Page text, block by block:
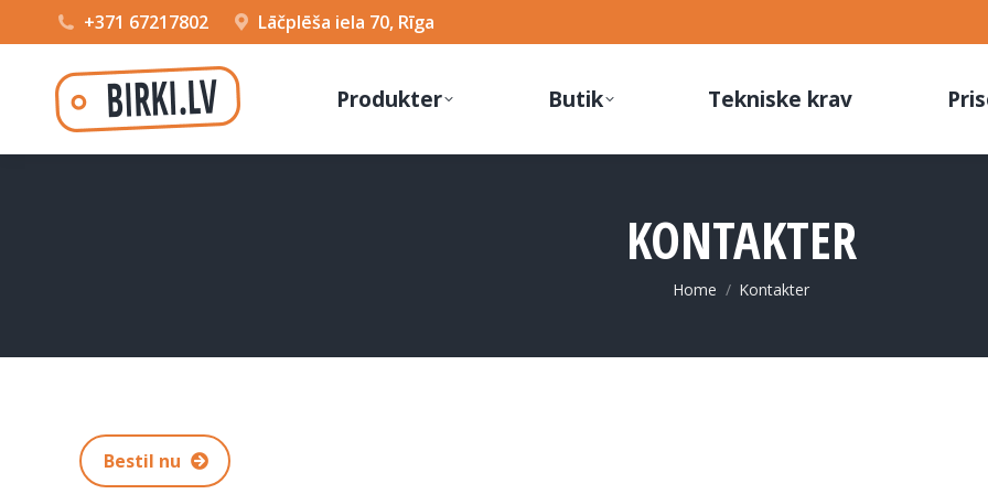
+371 67217802 Lāčplēša iela 70, Rīga
Produkter Butik Tekniske krav
KONTAKTER
You are here:
Home Kontakter
Bestil nu